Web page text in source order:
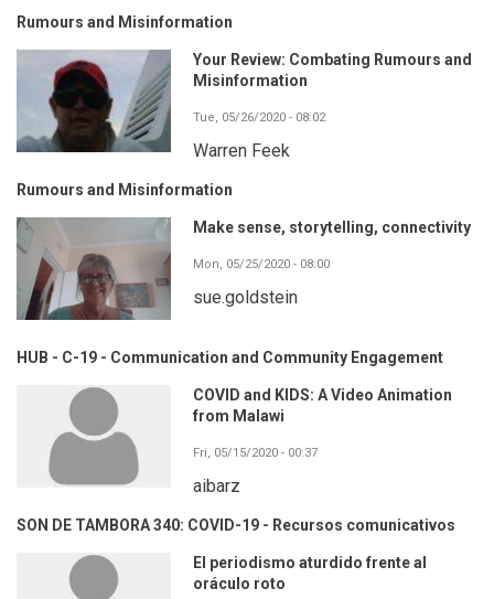
Rumours and Misinformation
Your Review: Combating Rumours and
Misinformation
Tue, 05/26/2020 - 08:02
Warren Feek
Rumours and Misinformation
Make sense, storytelling, connectivity
Mon, 05/25/2020 - 08:00
sue.goldstein
HUB - C-19 - Communication and Community Engagement
COVID and KIDS: A Video Animation
from Malawi
Fri, 05/15/2020 - 00:37
aibarz
SON DE TAMBORA 340: COVID-19 - Recursos comunicativos
El periodismo aturdido frente al
oráculo roto